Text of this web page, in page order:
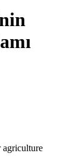
agriculture